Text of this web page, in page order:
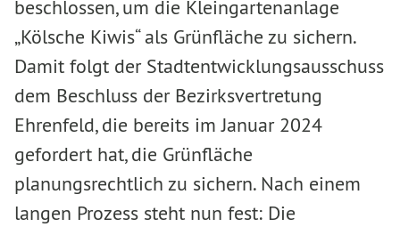
beschlossen, um die Kleingartenanlage
„Kölsche Kiwis“ als Grünfläche zu sichern.
Damit folgt der Stadtentwicklungsausschuss
dem Beschluss der Bezirksvertretung
Ehrenfeld, die bereits im Januar 2024
gefordert hat, die Grünfläche
planungsrechtlich zu sichern. Nach einem
langen Prozess steht nun fest: Die